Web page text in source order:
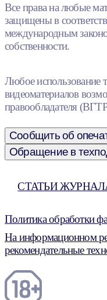
Все права на любые
защищены в
международным
собственности.
Любое использование
видеоматериалов
правообладателя
Сообщить об
Обращение в
СТАТЬИ
Политика обработки
На информационном
рекомендательные